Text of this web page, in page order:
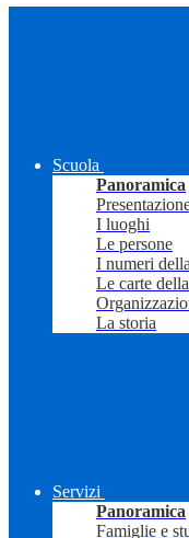
Scuola
Panoramica
I luoghi
Le persone
I numeri
Le carte
La storia
Servizi
Panoramica
Famiglie e